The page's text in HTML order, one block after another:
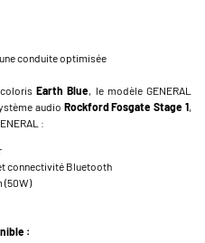
conduite optimisée
colorisEarth Blue, le modèle GENERAL
audio Rockford Fosgate Stage 1,
:
connectivité Bluetooth
(50W)
: